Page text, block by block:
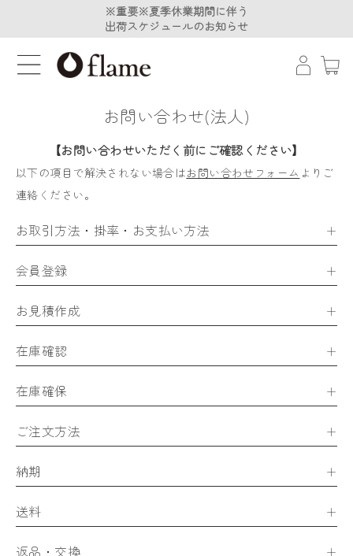
※重要※夏季休業期間に伴う
出荷スケジュールのお知らせ
※重要※夏季休業期間に伴う
出荷スケジュールのお知らせ
お問い合わせ(法人)
【お問い合わせいただく前にご確認ください】
以下の項目で解決されない場合はお問い合わせフォーム よりご
連絡ください。
お取引方法・掛率・お支払い方法
会員登録
お見積作成
在庫確認
在庫確保
ご注文方法
納期
送料
返品・交換